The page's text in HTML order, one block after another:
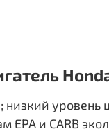
уровень
EPA и CARB